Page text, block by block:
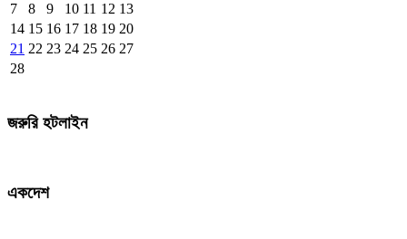
7
8 9 10 11 12 13
14 15 16 17 18 19 20
21 22 23 24 25 26 27
28
জরুরি হটলাইন
একদেশ